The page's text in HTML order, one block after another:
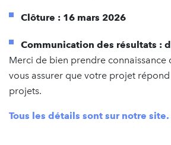
Clôture : 16 mars 2026
Communication des résultats :
Merci de bien prendre connaissance
vous assurer que votre projet répond
projets.
Tous les détails sont sur notre site.